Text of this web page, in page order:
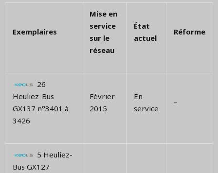
Exemplaires
Mise en
service
sur le
réseau
État
actuel
Réforme
26
Heuliez-Bus
GX137 n°3401 à
3426
Février
2015
En
service
–
5 Heuliez-
Bus GX127